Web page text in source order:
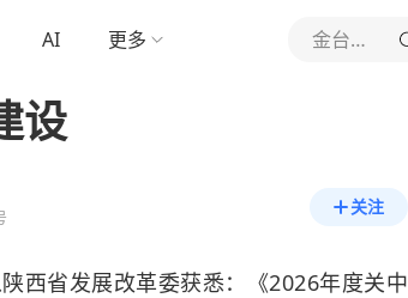
AI 更多 金台资讯
设
关注
西省发展改革委获悉：《2026年度关中